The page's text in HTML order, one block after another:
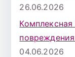
26.06.2026
04.06.2026